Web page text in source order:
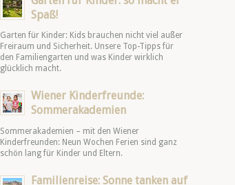
Spaß!
Garten für Kinder: Kids brauchen nicht viel außer
Freiraum und Sicherheit. Unsere Top-Tipps für
den Familiengarten und was Kinder wirklich
glücklich macht.
Wiener Kinderfreunde:
Sommerakademien
Sommerakademien – mit den Wiener
Kinderfreunden: Neun Wochen Ferien sind ganz
schön lang für Kinder und Eltern.
Familienreise: Sonne tanken auf